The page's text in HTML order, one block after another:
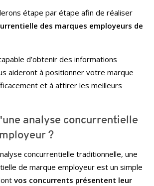
étape par étape afin de réaliser
des marques employeurs de
d’obtenir des informations
aideront à positionner votre marque
et à attirer les meilleurs
analyse concurrentielle
?
concurrentielle traditionnelle, une
de marque employeur est un simple
vos concurrents présentent leur